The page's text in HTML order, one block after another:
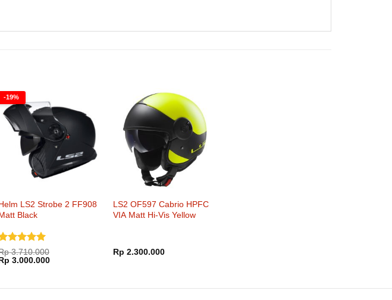
-19%
LS2 Strobe 2 FF908
Black
5
5
3.710.000
aslinya
3.000.000Harga
LS2 OF597 Cabrio HPFC
VIA Matt Hi-Vis Yellow
Rp 2.300.000